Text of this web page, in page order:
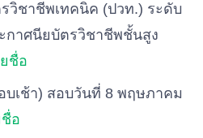
วิชาชีพเทคนิค (ปวท.) ระดับ
าศนียบัตรวิชาชีพชั้นสูง
ชื่อ
เช้า) สอบวันที่ 8 พฤษภาคม
อ